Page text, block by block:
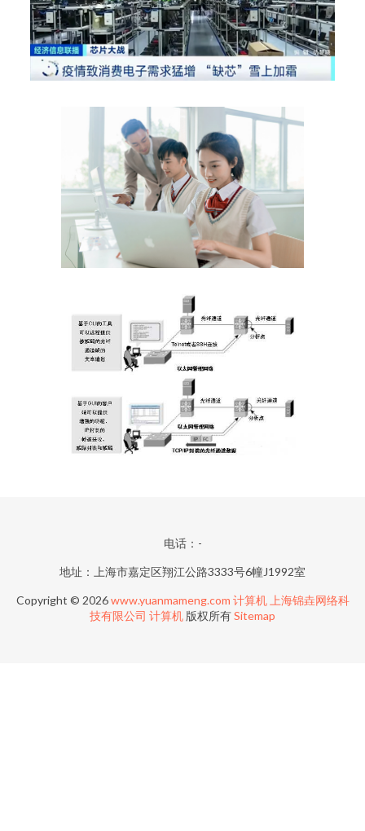
电话：-
地址：上海市嘉定区翔江公路3333号6幢J1992室
Copyright © 2026www.yuanmameng.com 计算机 上海锦垚网络科
技有限公司 计算机 版权所有Sitemap